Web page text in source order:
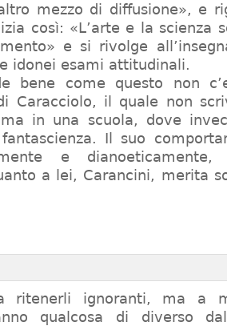
mezzo di diffusione», e
così: «L’arte e la scienza
e si rivolge
idonei esami attitudinali.
bene come questo non
Caracciolo, il quale non
in una scuola, dove
fantascienza. Il suo
e dianoeticamente,
a lei, Carancini, merita
ritenerli ignoranti, ma a
qualcosa di diverso